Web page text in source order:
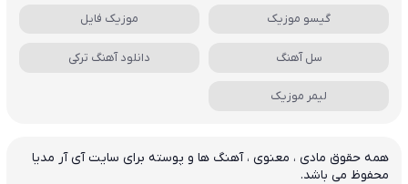
گیسو موزیک موزیک فایل
سل آهنگ دانلود آهنگ ترکی
لیمر موزیک
همه حقوق مادی ، معنوی ، آهنگ ها و پوسته برای سایت آی آر مدیا
محفوظ می باشد.